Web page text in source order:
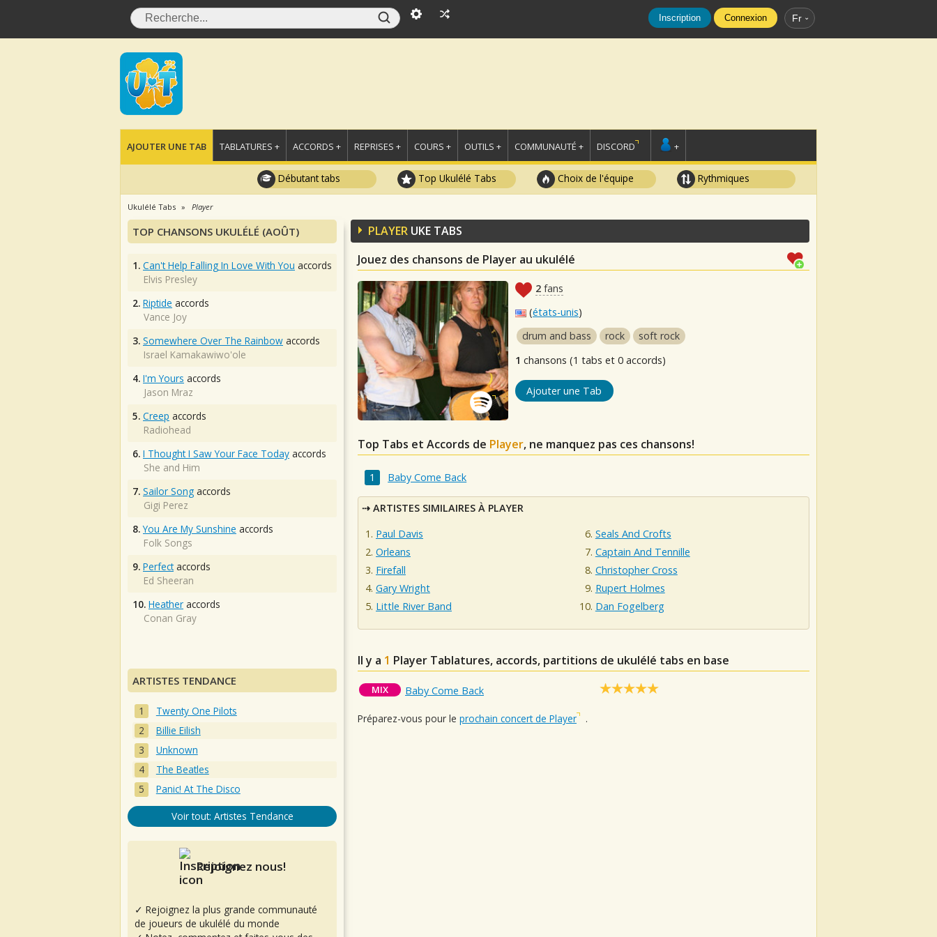
Inscription Connexion Fr
AJOUTER UNE TAB TABLATURES + ACCORDS + REPRISES + COURS + OUTILS + COMMUNAUTÉ + DISCORD +
Débutant tabs Top Ukulélé Tabs Choix de l'équipe Rythmiques
Ukulélé Tabs Player
PLAYER UKE TABS
Jouez des chansons de Player au ukulélé
2 fans
(états-unis)
drum and bass
rock
soft rock
1 chansons (1 tabs et 0 accords)
Ajouter une Tab
Top Tabs et Accords de Player, ne manquez pas ces chansons!
Baby Come Back
ARTISTES SIMILAIRES À PLAYER
Paul Davis
Orleans
Firefall
Gary Wright
Little River Band
Seals And Crofts
Captain And Tennille
Christopher Cross
Rupert Holmes
Dan Fogelberg
Il y a 1 Player Tablatures, accords, partitions de ukulélé tabs en base
MIX Baby Come Back
Préparez-vous pour le prochain concert de Player .
TOP CHANSONS UKULÉLÉ (AOÛT)
1. Can't Help Falling In Love With You accords
Elvis Presley
2. Riptide accords
Vance Joy
3. Somewhere Over The Rainbow accords
Israel Kamakawiwo'ole
4. I'm Yours accords
Jason Mraz
5. Creep accords
Radiohead
6. I Thought I Saw Your Face Today accords
She and Him
7. Sailor Song accords
Gigi Perez
8. You Are My Sunshine accords
Folk Songs
9. Perfectaccords
Ed Sheeran
10. Heather accords
Conan Gray
ARTISTES TENDANCE
Twenty One Pilots
Billie Eilish
Unknown
The Beatles
Panic! At The Disco
Voir tout: Artistes Tendance
Rejoignez nous!
✓ Rejoignez la plus grande communauté
de joueurs de ukulélé du monde